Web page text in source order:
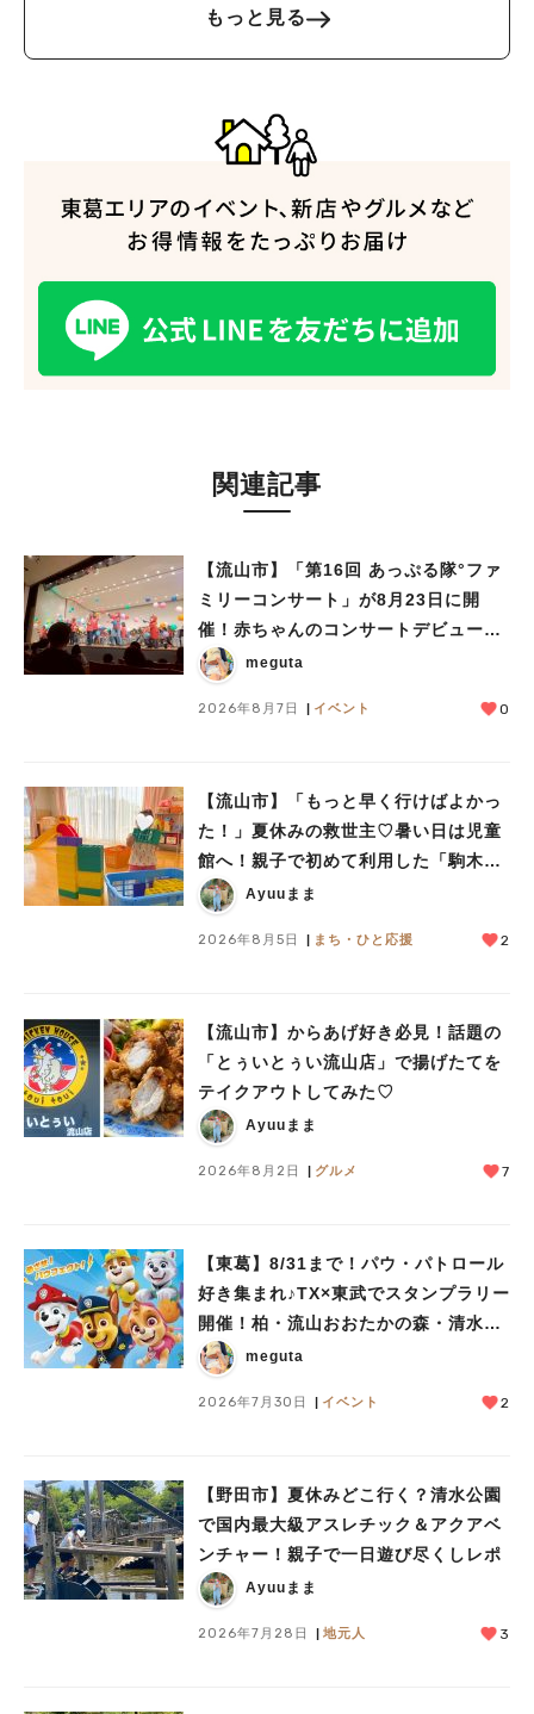
もっと見る
関連記事
【流山市】「第16回 あっぷる隊°ファ
ミリーコンサート」が8月23日に開
催！赤ちゃんのコンサートデビューに
も♪
meguta
2026年8月7日 イベント 0
【流山市】「もっと早く行けばよかっ
た！」夏休みの救世主♡暑い日は児童
館へ！親子で初めて利用した「駒木台
児童館」レポート
Ayuuまま
2026年8月5日 まち・ひと応援 2
【流山市】からあげ好き必見！話題の
「とぅいとぅい流山店」で揚げたてを
テイクアウトしてみた♡
Ayuuまま
2026年8月2日 グルメ 7
【東葛】8/31まで！パウ・パトロール
好き集まれ♪TX×東武でスタンプラリー
開催！柏・流山おおたかの森・清水公
園など10駅を巡ろう
meguta
2026年7月30日 イベント 2
【野田市】夏休みどこ行く？清水公園
で国内最大級アスレチック＆アクアベ
ンチャー！親子で一日遊び尽くしレポ
Ayuuまま
2026年7月28日 地元人 3
人気のキーワード
#ラーメン#ショッピング #カフェ
#教えたい／教えて投稿記事